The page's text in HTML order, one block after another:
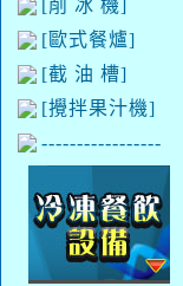
[削 冰 機]
[歐式餐爐]
[截 油 槽]
[攪拌果汁機]
-----------------